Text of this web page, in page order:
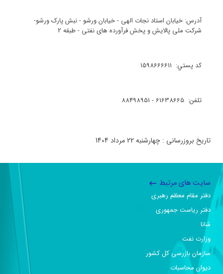
آدرس: خيابان استاد نجات الهی - خیابان ورشو - نبش پارک ورشو-
شرکت ملی پالایش و پخش فرآورده های نفتی - طبقه 2
كد پستي: 1598666611
تلفن: 61638665 - 88498951
تاریخ بروزرسانی : چهارشنبه 22 مرداد 1404
سایت های مرتبط
دفتر مقام معظم رهبری
دفتر ریاست جمهوری
شانا
وزارت نفت
سازمان بازرسی کل کشور
دیوان محاسبات